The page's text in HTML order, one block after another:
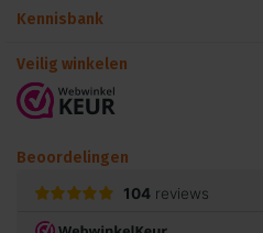
Kennisbank
Veilig winkelen
Beoordelingen